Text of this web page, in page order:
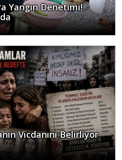
Yangın Denetimi!
Vicdanını Belirliyor